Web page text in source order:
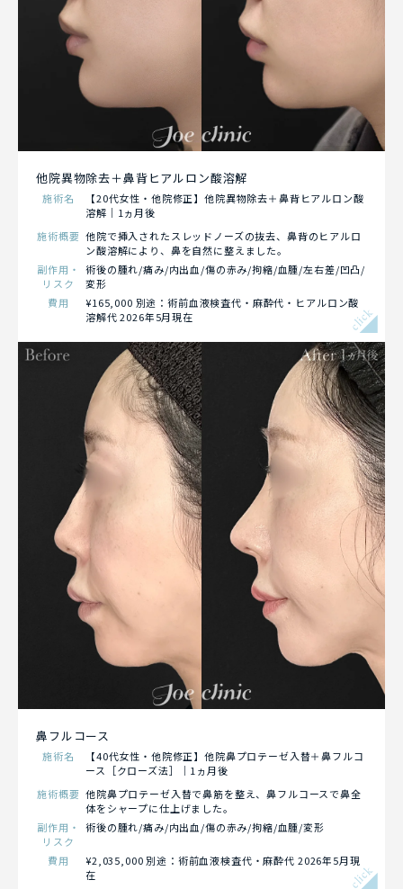
他院異物除去＋鼻背ヒアルロン酸溶解
施術名
【20代女性・他院修正】他院異物除去＋鼻背ヒアルロン酸
溶解｜1ヵ月後
施術概要 他院で挿入されたスレッドノーズの抜去、鼻背のヒアルロ
ン酸溶解により、鼻を自然に整えました。
副作用・
リスク
術後の腫れ/痛み/内出血/傷の赤み/拘縮/血腫/左右差/凹凸/
変形
費用
¥165,000 別途：術前血液検査代・麻酔代・ヒアルロン酸
溶解代 2026年5月現在
click
鼻フルコース
施術名
【40代女性・他院修正】他院鼻プロテーゼ入替＋鼻フルコ
ース［クローズ法］｜1ヵ月後
施術概要 他院鼻プロテーゼ入替で鼻筋を整え、鼻フルコースで鼻全
体をシャープに仕上げました。
副作用・
リスク
術後の腫れ/痛み/内出血/傷の赤み/拘縮/血腫/変形
費用
¥2,035,000 別途：術前血液検査代・麻酔代 2026年5月現
在
click